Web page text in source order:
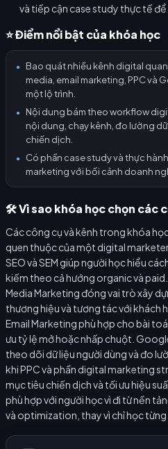
và tiếp cận case study thực tế
⭐ Điểm nổi bật của khóa học
●
Bao quát nhiều kênh digital
media, email marketing, PPC và
một lộ trình.
●
Nội dung bám theo workflow
nội dung, chạy kênh, đo lường
chiến dịch.
●
Có phần case study và thực
marketing với bối cảnh doanh
🛠️ Vì sao khóa học chọn các
Các công cụ và kênh trong khóa
quen thuộc của một digital
SEO và SEM giúp người học hiểu
kiếm theo cả hướng organic và
Media Marketing đóng vai trò xây
thương hiệu và tương tác với khách
Email Marketing phù hợp cho bài
ưu tỷ lệ mở hoặc nhấp chuột.
theo dõi dữ liệu người dùng và đo
khi PPC và phần digital marketing
mục tiêu chiến dịch và tối ưu hiệu
phù hợp với người học vì đi từ nền
và optimization, thay vì chỉ học